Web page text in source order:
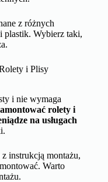
z różnych
plastik. Wybierz taki,
i Plisy
i nie wymaga
rolety i
na usługach
instrukcją montażu,
Warto